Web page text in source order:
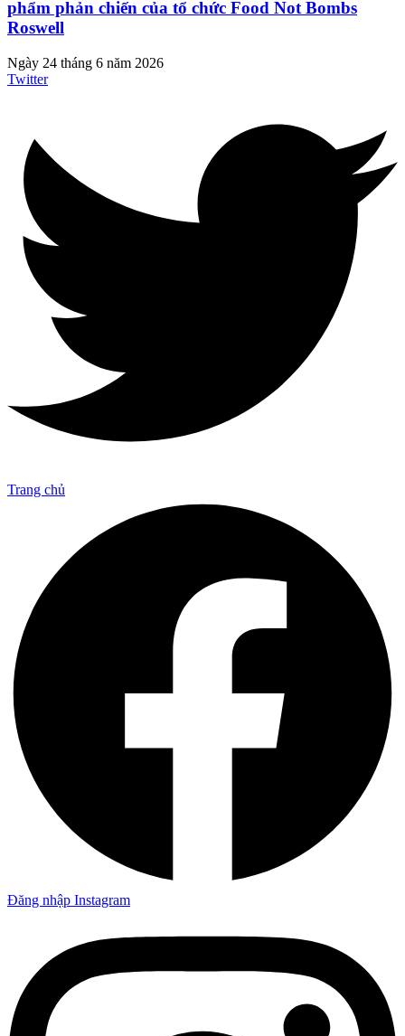
phẩm phản chiến của tổ chức Food Not Bombs
Roswell
Ngày 24 tháng 6 năm 2026
Twitter
Trang chủ
Đăng nhập Instagram